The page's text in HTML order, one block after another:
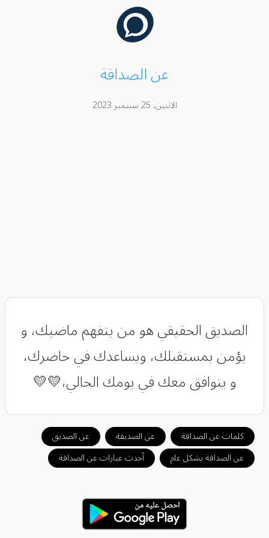
عن الصداقة
الاثنين، 25 سبتمبر 2023
الصديق الحقيقي هو من يتفهم ماضيك، و
يؤمن بمستقبلك، ويساعدك في حاضرك،
و يتوافق معك في يومك الحالي،💛💛
كلمات عن الصداقة عن الصديقة
عن الصديق
عن الصداقة بشكل عام
أحدث عبارات عن الصداقة